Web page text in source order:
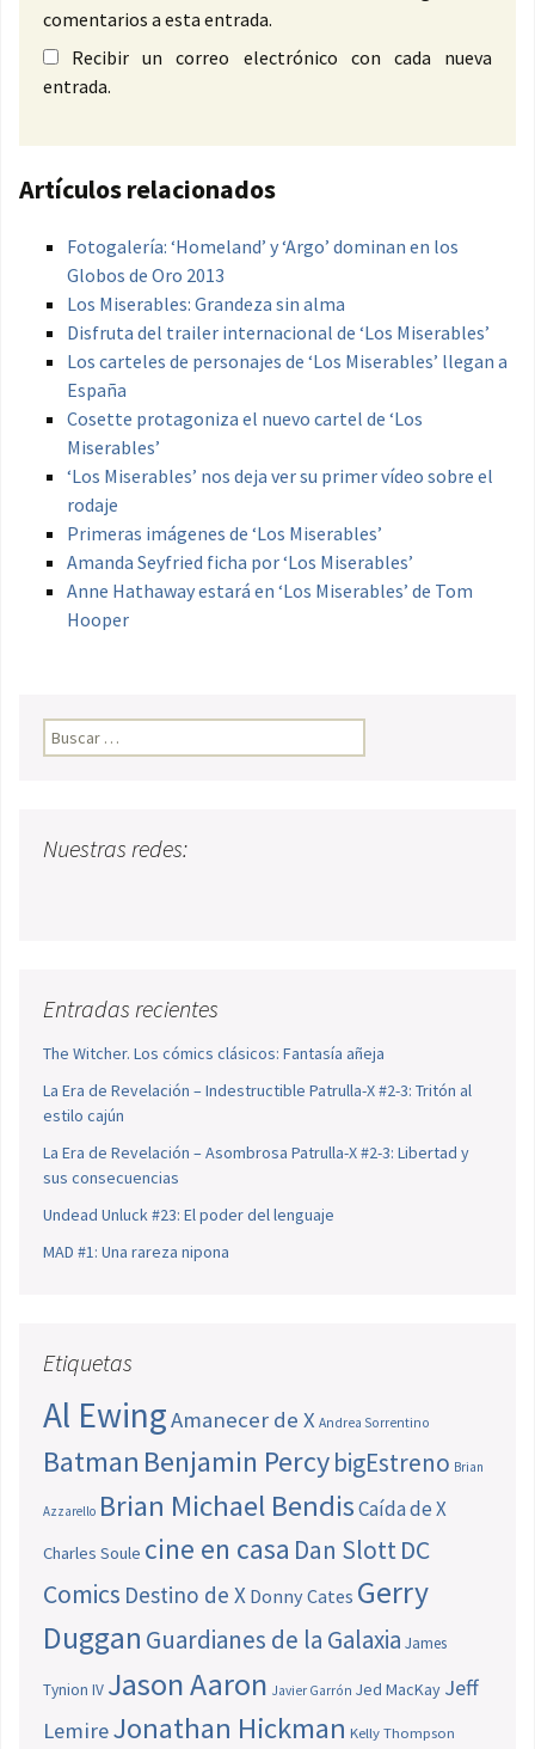
comentarios a esta entrada.
Recibir un correo electrónico con cada nueva
entrada.
Artículos relacionados
Fotogalería: ‘Homeland’ y ‘Argo’ dominan en los
Globos de Oro 2013
Los Miserables: Grandeza sin alma
Disfruta del trailer internacional de ‘Los Miserables’
Los carteles de personajes de ‘Los Miserables’ llegan a
España
Cosette protagoniza el nuevo cartel de ‘Los
Miserables’
‘Los Miserables’ nos deja ver su primer vídeo sobre el
rodaje
Primeras imágenes de ‘Los Miserables’
Amanda Seyfried ficha por ‘Los Miserables’
Anne Hathaway estará en ‘Los Miserables’ de Tom
Hooper
Buscar:
Nuestras redes:
Entradas recientes
The Witcher. Los cómics clásicos: Fantasía añeja
La Era de Revelación – Indestructible Patrulla-X #2-3: Tritón al
estilo cajún
La Era de Revelación – Asombrosa Patrulla-X #2-3: Libertad y
sus consecuencias
Undead Unluck #23: El poder del lenguaje
MAD #1: Una rareza nipona
Etiquetas
Al EwingAmanecer de X Andrea Sorrentino
Batman Benjamin PercybigEstreno Brian
Azzarello Brian Michael BendisCaída de X
Charles Soule cine en casa Dan SlottDC
Comics Destino de X Donny Cates Gerry
Duggan Guardianes de la Galaxia James
Tynion IV Jason Aaron Javier Garrón Jed MacKay Jeff
LemireJonathan Hickman Kelly Thompson